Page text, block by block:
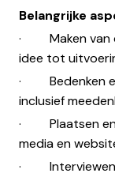
Belangrijke
· Maken van
idee tot
· Bedenken
inclusief
· Plaatsen en
media en
· Interviewen